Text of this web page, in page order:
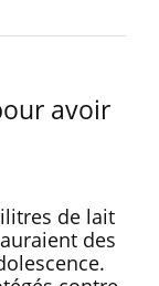
avoir
de lait
des